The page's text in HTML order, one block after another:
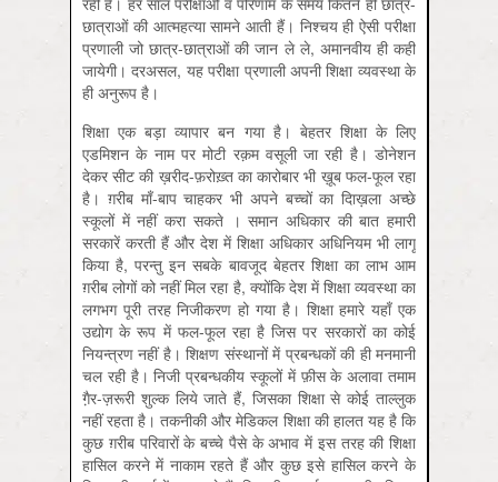
छात्राओं की आत्महत्या सामने आती हैं। निश्चय ही ऐसी परीक्षा
प्रणाली जो छात्र-छात्राओं की जान ले ले, अमानवीय ही कही
जायेगी। दरअसल, यह परीक्षा प्रणाली अपनी शिक्षा व्यवस्था के
ही अनुरूप है।
शिक्षा एक बड़ा व्यापार बन गया है। बेहतर शिक्षा के लिए
एडमिशन के नाम पर मोटी रक़म वसूली जा रही है। डोनेशन
देकर सीट की ख़रीद-फ़रोख़्त का कारोबार भी ख़ूब फल-फूल रहा
है। ग़रीब माँ-बाप चाहकर भी अपने बच्चों का दाि‍ख़ला अच्छे
स्कूलों में नहीं करा सकते । समान अधिकार की बात हमारी
सरकारें करती हैं और देश में शिक्षा अधिकार अधिनियम भी लागू
किया है, परन्तु इन सबके बावजूद बेहतर शिक्षा का लाभ आम
ग़रीब लोगों को नहीं मिल रहा है, क्योंकि देश में शिक्षा व्यवस्था का
लगभग पूरी तरह निजीकरण हो गया है। शिक्षा हमारे यहाँ एक
उद्योग के रूप में फल-फूल रहा है जिस पर सरकारों का कोई
नियन्त्रण नहीं है। शिक्षण संस्थानों में प्रबन्धकों की ही मनमानी
चल रही है। निजी प्रबन्धकीय स्कूलों में फ़ीस के अलावा तमाम
गै़र-ज़रूरी शुल्क लिये जाते हैं, जिसका शिक्षा से कोई ताल्लुक
नहीं रहता है। तकनीकी और मेडिकल शिक्षा की हालत यह है कि
कुछ ग़रीब परिवारों के बच्चे पैसे के अभाव में इस तरह की शिक्षा
हासिल करने में नाकाम रहते हैं और कुछ इसे हासिल करने के